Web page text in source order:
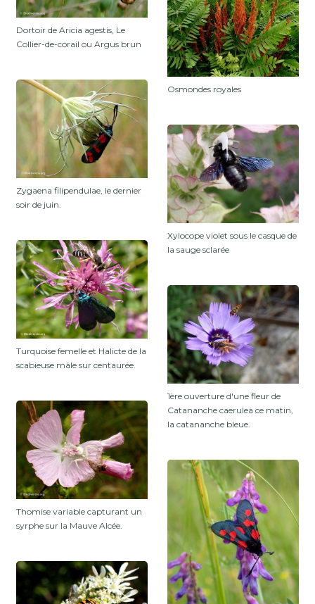
Dortoir de Aricia agestis, Le
Collier-de-corail ou Argus brun
Zygaena filipendulae, le dernier
soir de juin.
Turquoise femelle et Halicte de la
scabieuse mâle sur centaurée.
Thomise variable capturant un
syrphe sur la Mauve Alcée.
Osmondes royales
Xylocope violet sous le casque de
la sauge sclarée
1ère ouverture d'une fleur de
Catananche caerulea ce matin,
la catananche bleue.